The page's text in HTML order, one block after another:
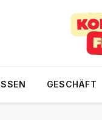
GESCHÄFT